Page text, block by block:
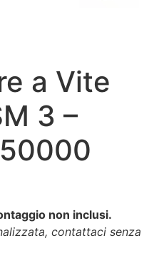
a Vite
3 –
non inclusi.
contattaci senza